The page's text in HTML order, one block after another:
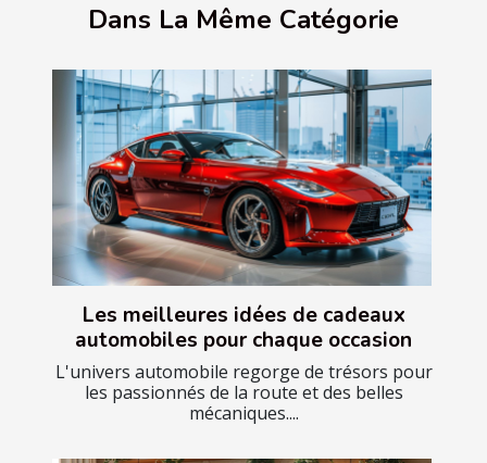
Dans La Même Catégorie
Les meilleures idées de cadeaux
automobiles pour chaque occasion
L'univers automobile regorge de trésors pour
les passionnés de la route et des belles
mécaniques....